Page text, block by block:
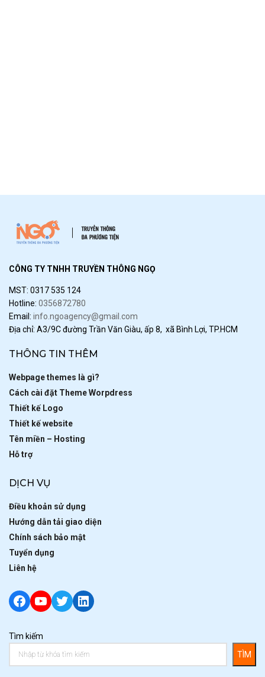
CÔNG TY TNHH TRUYỀN THÔNG NGỌ
MST: 0317 535 124
Hotline: 0356872780
Email: info.ngoagency@gmail.com
Địa chỉ: A3/9C đường Trần Văn Giàu, ấp 8, xã Bình Lợi, TP.HCM
THÔNG TIN THÊM
Webpage themes là gì?
Cách cài đặt Theme Worpdress
Thiết kế Logo
Thiết kế website
Tên miền – Hosting
Hỗ trợ
DỊCH VỤ
Điều khoản sử dụng
Hướng dẫn tải giao diện
Chính sách bảo mật
Tuyển dụng
Liên hệ
Facebook
YouTube
TwitterLinkedIn
Tìm kiếm
TÌM